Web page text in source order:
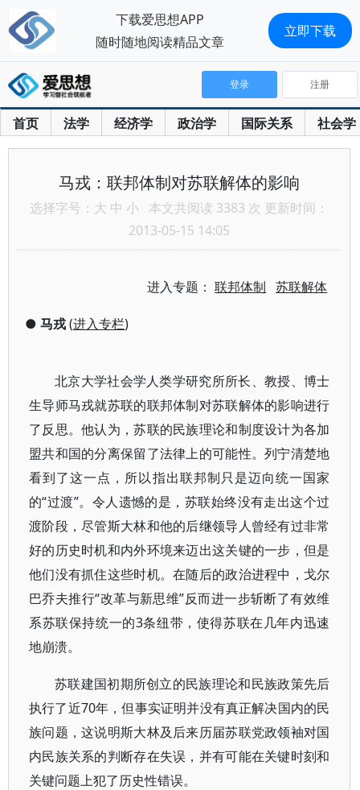
首页 法学 经济学 政治学 国际关系 社会学
登录 注册
马戎：联邦体制对苏联解体的影响
选择字号： 大 中 小 本文共阅读 3383 次 更新时间：
2013-05-15 14:05
进入专题：联邦体制 苏联解体
● 马戎(进入专栏)
北京大学社会学人类学研究所所长、教授、博士
生导师马戎就苏联的联邦体制对苏联解体的影响进行
了反思。他认为，苏联的民族理论和制度设计为各加
盟共和国的分离保留了法律上的可能性。列宁清楚地
看到了这一点，所以指出联邦制只是迈向统一国家
的“过渡”。令人遗憾的是，苏联始终没有走出这个过
渡阶段，尽管斯大林和他的后继领导人曾经有过非常
好的历史时机和内外环境来迈出这关键的一步，但是
他们没有抓住这些时机。在随后的政治进程中，戈尔
巴乔夫推行“改革与新思维”反而进一步斩断了有效维
系苏联保持统一的3条纽带，使得苏联在几年内迅速
地崩溃。
苏联建国初期所创立的民族理论和民族政策先后
执行了近70年，但事实证明并没有真正解决国内的民
族问题，这说明斯大林及后来历届苏联党政领袖对国
内民族关系的判断存在失误，并有可能在关键时刻和
关键问题上犯了历史性错误。
下载爱思想APP
随时随地阅读精品文章
立即下载